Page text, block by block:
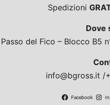
Spedizioni
Dove
del Fico – Blocco B5
info@bgross.it /
Facebook